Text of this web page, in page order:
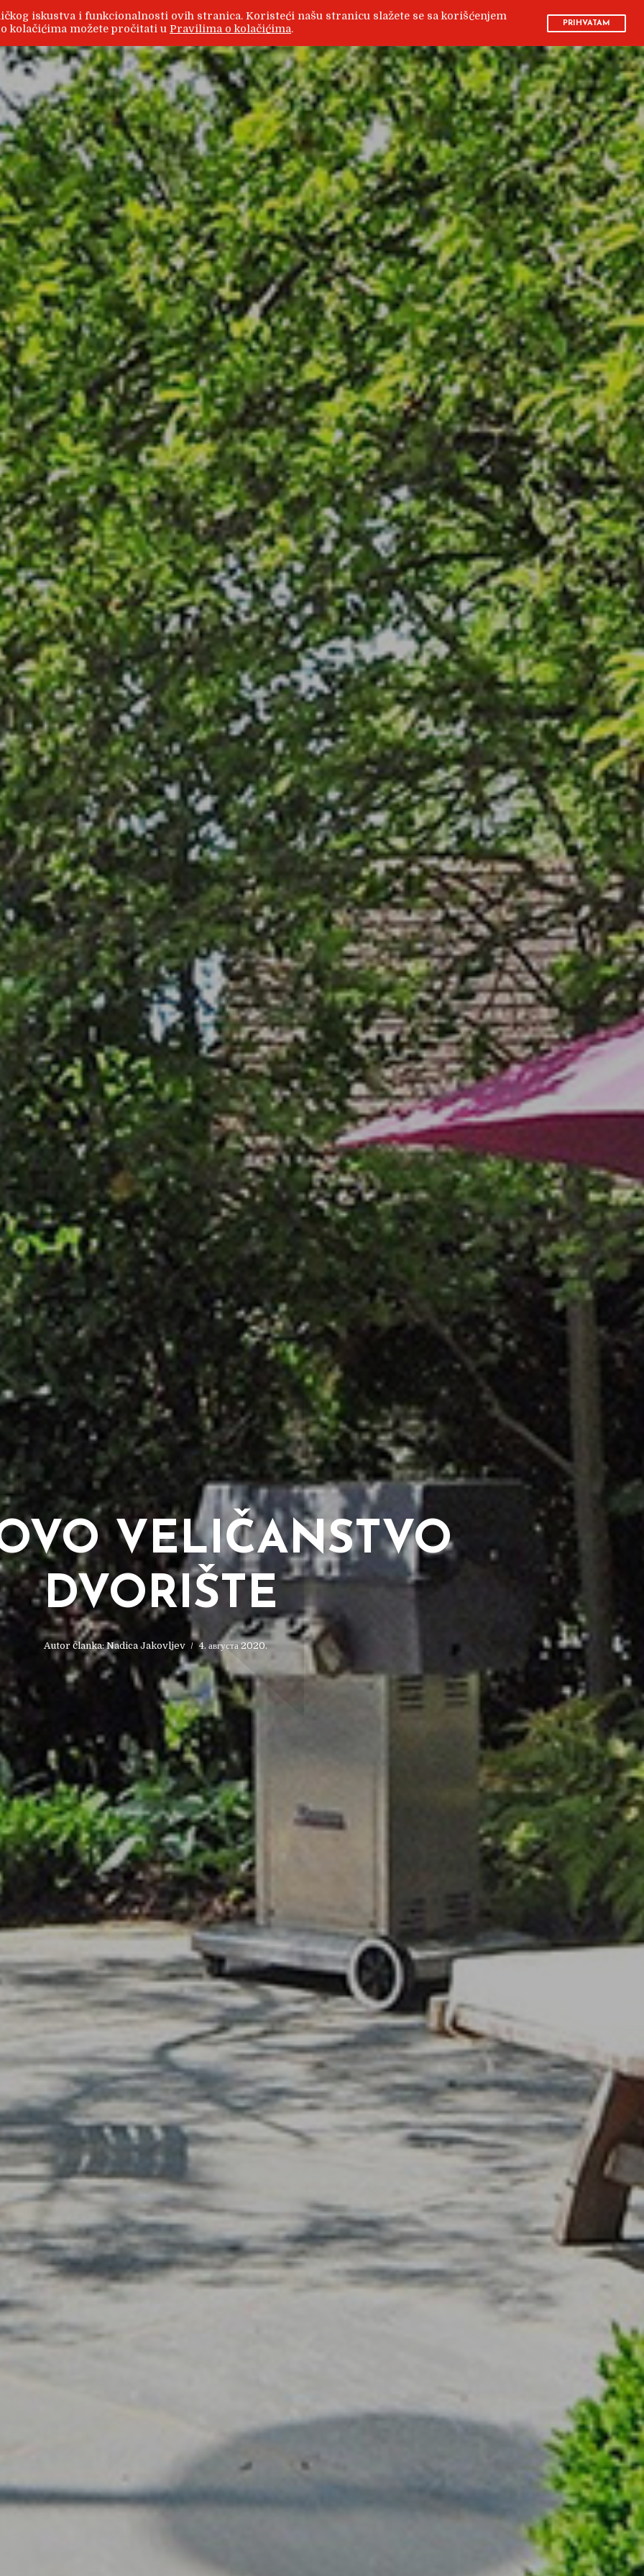
VELIČANSTVO
DVORIŠTE
Autor članka:Nadica Jakovljev 4. августа 2020.
iskustva i funkcionalnosti ovih stranica. Koristeći našu stranicu slažete se sa korišćenjem
o kolačićima možete pročitati u Pravilima o kolačićima. PRIHVATAM